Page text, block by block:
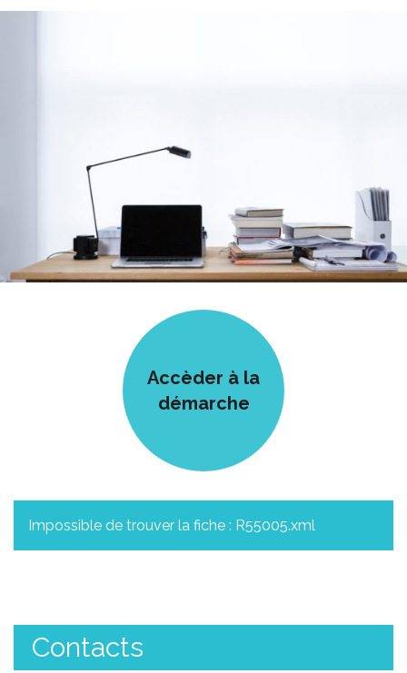
Accèder à la
démarche
Impossible de trouver la fiche : R55005.xml
Contacts